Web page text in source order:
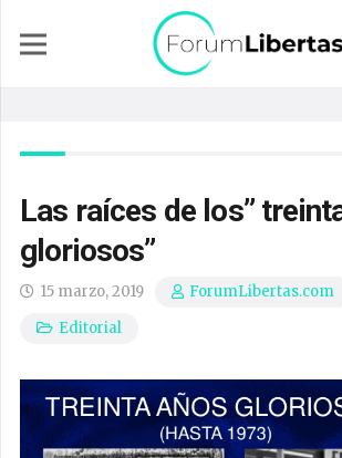
Las raíces de los”
gloriosos”
15 marzo, 2019
ForumLibertas.com
Editorial